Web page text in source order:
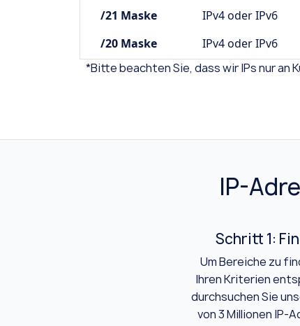
/21 Maske
IPv4 oder IPv6
/20 Maske
IPv4 oder IPv6
*Bitte beachten Sie, dass wir IPs nur an
IP-
Schritt 1:
Um Bereiche zu
Ihren Kriterien
durchsuchen Sie
von 3 Millionen IP-